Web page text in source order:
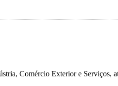
Comércio Exterior e Serviços,